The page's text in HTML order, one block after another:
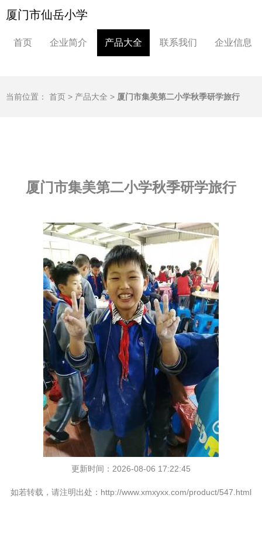
厦门市仙岳小学
首页 企业简介 产品大全 联系我们 企业信息
当前位置： 首页 > 产品大全 > 厦门市集美第二小学秋季研学旅行
厦门市集美第二小学秋季研学旅行
更新时间：2026-08-06 17:22:45
如若转载，请注明出处：http://www.xmxyxx.com/product/547.html